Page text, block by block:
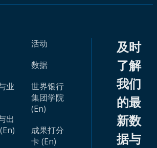
业
出
活动
数据
世界银行
集团学院
(En)
成果打分
卡 (En)
及时
了解
我们
的最
新数
据与